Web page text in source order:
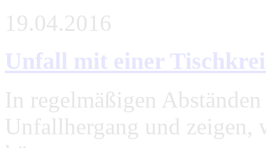
19.04.2016
Unfall mit einer
In regelmäßigen
Unfallhergang und zeigen,